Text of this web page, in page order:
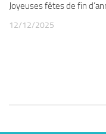
Joyeuses fêtes de fin
12/12/2025